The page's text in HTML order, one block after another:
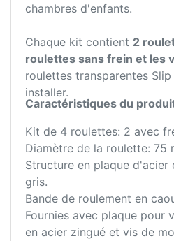
chambres d'enfants.
Chaque kit contient 2
roulettes sans frein et les
roulettes transparentes
installer.
Caractéristiques du
Kit de 4 roulettes: 2 avec
Diamètre de la roulette: 75
Structure en plaque d'acier
gris.
Bande de roulement en
Fournies avec plaque pour
en acier zingué et vis de